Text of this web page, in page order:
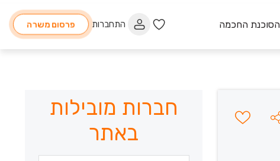
הסוכנת החכמה התחברות פרסום משרה
חברות מובילות
באתר